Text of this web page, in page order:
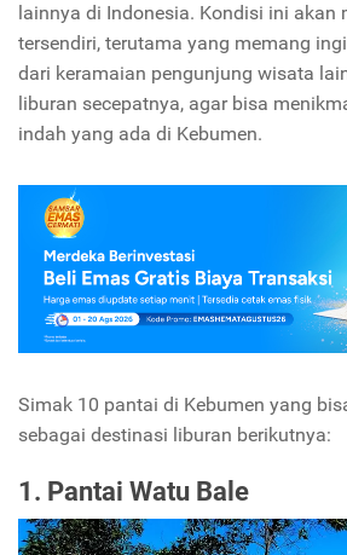
lainnya di Indonesia. Kondisi ini akan
tersendiri, terutama yang memang
dari keramaian pengunjung wisata
liburan secepatnya, agar bisa
indah yang ada di Kebumen.
Simak 10 pantai di Kebumen yang
sebagai destinasi liburan berikutnya:
1. Pantai Watu Bale